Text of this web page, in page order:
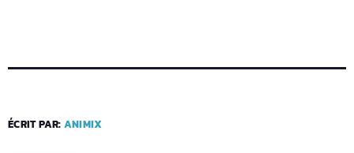
ÉCRIT PAR: ANIMIX